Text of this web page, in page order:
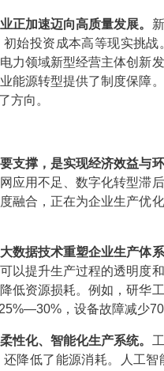
正加速迈向高质量发展。
始投资成本高等现实挑
力领域新型经营主体创新
能源转型提供了制度保障
方向。
支撑，是实现经济效益与
应用不足、数字化转型滞
融合，正在为企业生产优
数据技术重塑企业生产体系
以提升生产过程的透明度
低资源损耗。例如，研华
，设备故障减少
性化、智能化生产系统。
降低了能源消耗。人工